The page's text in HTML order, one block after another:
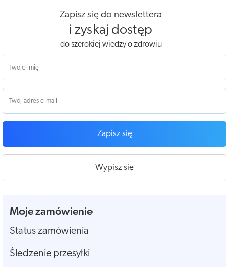
Zapisz się do newslettera
i zyskaj dostęp
do szerokiej wiedzy o zdrowiu
Zapisz się
Wypisz się
Moje zamówienie
Status zamówienia
Śledzenie przesyłki